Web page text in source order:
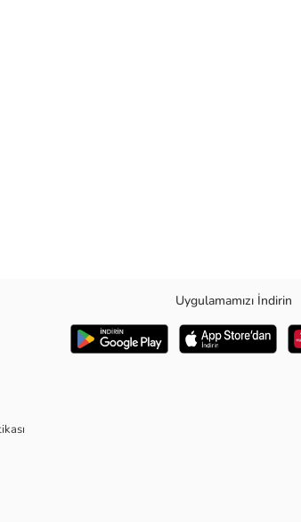
Uygulamamızı İndirin